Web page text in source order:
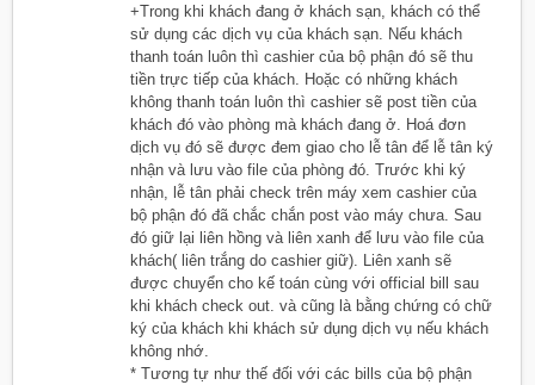
+Trong khi khách đang ở khách sạn, khách có thể
sử dụng các dịch vụ của khách sạn. Nếu khách
thanh toán luôn thì cashier của bộ phận đó sẽ thu
tiền trực tiếp của khách. Hoặc có những khách
không thanh toán luôn thì cashier sẽ post tiền của
khách đó vào phòng mà khách đang ở. Hoá đơn
dịch vụ đó sẽ được đem giao cho lễ tân để lễ tân ký
nhận và lưu vào file của phòng đó. Trước khi ký
nhận, lễ tân phải check trên máy xem cashier của
bộ phận đó đã chắc chắn post vào máy chưa. Sau
đó giữ lại liên hồng và liên xanh để lưu vào file của
khách( liên trắng do cashier giữ). Liên xanh sẽ
được chuyển cho kế toán cùng với official bill sau
khi khách check out. và cũng là bằng chứng có chữ
ký của khách khi khách sử dụng dịch vụ nếu khách
không nhớ.
* Tương tự như thế đối với các bills của bộ phận